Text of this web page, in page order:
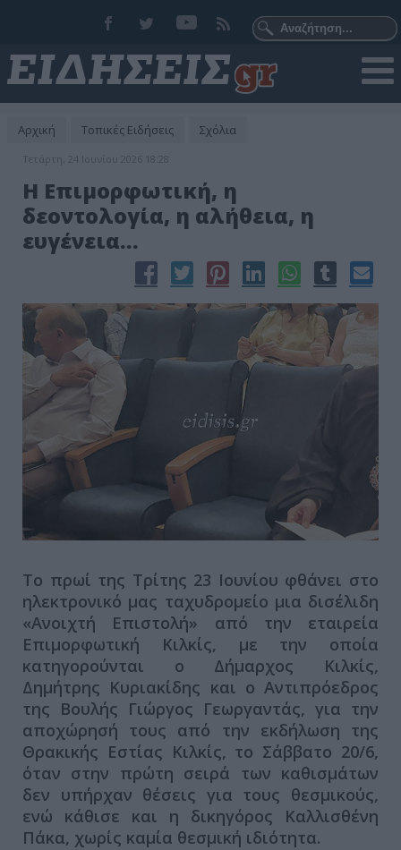
Αρχική Τοπικές Ειδήσεις Σχόλια
Τετάρτη, 24 Ιουνίου 2026 18:28
Η Επιμορφωτική, η
δεοντολογία, η αλήθεια, η
ευγένεια…
Το πρωί της Τρίτης 23 Ιουνίου φθάνει στο
ηλεκτρονικό μας ταχυδρομείο μια δισέλιδη
«Ανοιχτή Επιστολή» από την εταιρεία
Επιμορφωτική Κιλκίς, με την οποία
κατηγορούνται ο Δήμαρχος Κιλκίς,
Δημήτρης Κυριακίδης και ο Αντιπρόεδρος
της Βουλής Γιώργος Γεωργαντάς, για την
αποχώρησή τους από την εκδήλωση της
Θρακικής Εστίας Κιλκίς, το Σάββατο 20/6,
όταν στην πρώτη σειρά των καθισμάτων
δεν υπήρχαν θέσεις για τους θεσμικούς,
ενώ κάθισε και η δικηγόρος Καλλισθένη
Πάκα, χωρίς καμία θεσμική ιδιότητα.